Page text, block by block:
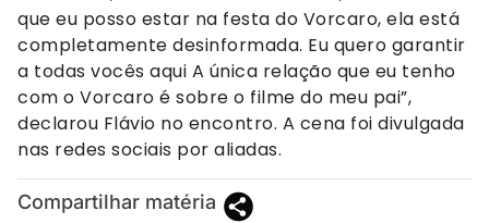
que eu posso estar na festa do Vorcaro, ela está
completamente desinformada. Eu quero garantir
a todas vocês aqui A única relação que eu tenho
com o Vorcaro é sobre o filme do meu pai”,
declarou Flávio no encontro. A cena foi divulgada
nas redes sociais por aliadas.
Compartilhar matéria